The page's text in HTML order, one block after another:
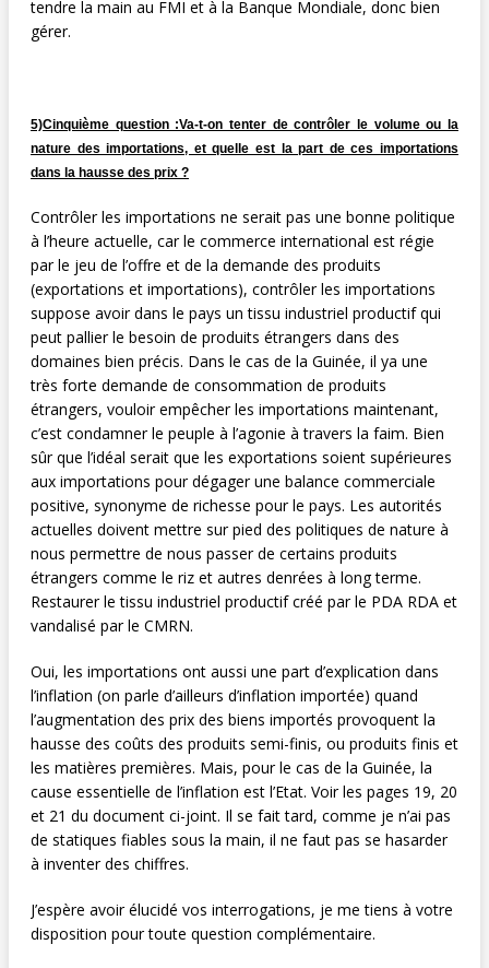
tendre la main au FMI et à la Banque Mondiale, donc bien
gérer.
5)Cinquième question :Va-t-on tenter de contrôler le volume ou la
nature des importations, et quelle est la part de ces importations
dans la hausse des prix ?
Contrôler les importations ne serait pas une bonne politique
à l’heure actuelle, car le commerce international est régie
par le jeu de l’offre et de la demande des produits
(exportations et importations), contrôler les importations
suppose avoir dans le pays un tissu industriel productif qui
peut pallier le besoin de produits étrangers dans des
domaines bien précis. Dans le cas de la Guinée, il ya une
très forte demande de consommation de produits
étrangers, vouloir empêcher les importations maintenant,
c’est condamner le peuple à l’agonie à travers la faim. Bien
sûr que l’idéal serait que les exportations soient supérieures
aux importations pour dégager une balance commerciale
positive, synonyme de richesse pour le pays. Les autorités
actuelles doivent mettre sur pied des politiques de nature à
nous permettre de nous passer de certains produits
étrangers comme le riz et autres denrées à long terme.
Restaurer le tissu industriel productif créé par le PDA RDA et
vandalisé par le CMRN.
Oui, les importations ont aussi une part d’explication dans
l’inflation (on parle d’ailleurs d’inflation importée) quand
l’augmentation des prix des biens importés provoquent la
hausse des coûts des produits semi-finis, ou produits finis et
les matières premières. Mais, pour le cas de la Guinée, la
cause essentielle de l’inflation est l’Etat. Voir les pages 19, 20
et 21 du document ci-joint. Il se fait tard, comme je n’ai pas
de statiques fiables sous la main, il ne faut pas se hasarder
à inventer des chiffres.
J’espère avoir élucidé vos interrogations, je me tiens à votre
disposition pour toute question complémentaire.